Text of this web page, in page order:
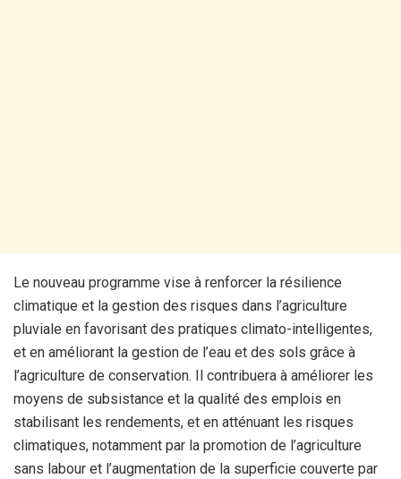
Le nouveau programme vise à renforcer la résilience
climatique et la gestion des risques dans l’agriculture
pluviale en favorisant des pratiques climato-intelligentes,
et en améliorant la gestion de l’eau et des sols grâce à
l’agriculture de conservation. Il contribuera à améliorer les
moyens de subsistance et la qualité des emplois en
stabilisant les rendements, et en atténuant les risques
climatiques, notamment par la promotion de l’agriculture
sans labour et l’augmentation de la superficie couverte par